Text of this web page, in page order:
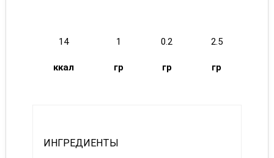
14 1 0.2 2.5
ккал гр гр гр
ИНГРЕДИЕНТЫ